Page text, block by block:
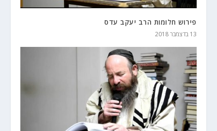
פירוש חלומות הרב יעקב עדס
13 בדצמבר 2018